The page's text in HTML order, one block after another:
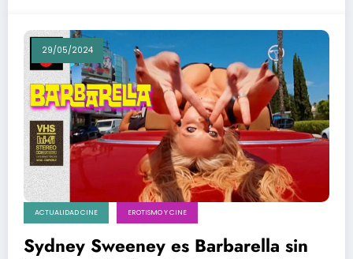
29/05/2024
ACTUALIDAD CINE EROTISMO Y CINE
Sydney Sweeney es Barbarella sin